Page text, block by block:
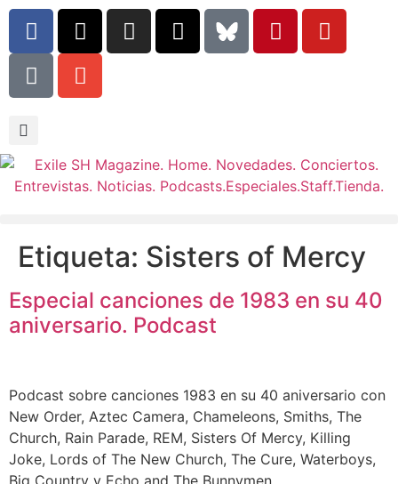
Etiqueta: Sisters of Mercy
Especial canciones de 1983 en su 40
aniversario. Podcast
Podcast sobre canciones 1983 en su 40 aniversario con
New Order, Aztec Camera, Chameleons, Smiths, The
Church, Rain Parade, REM, Sisters Of Mercy, Killing
Joke, Lords of The New Church, The Cure, Waterboys,
Big Country y Echo and The Bunnymen.